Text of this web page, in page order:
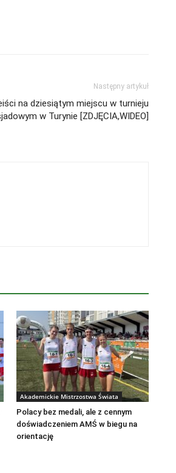
Następny artykuł
na dziesiątym miejscu w turnieju
w Turynie [ZDJĘCIA,WIDEO]
Akademickie Mistrzostwa Świata
Polacy bez medali, ale z cennym
doświadczeniem AMŚ w biegu na
orientację